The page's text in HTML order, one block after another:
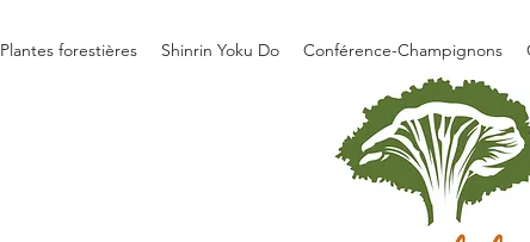
Plantes forestières Shinrin Yoku Do Conférence-Champignons